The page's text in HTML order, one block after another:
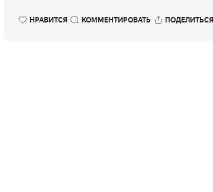
НРАВИТСЯ КОММЕНТИРОВАТЬ ПОДЕЛИТЬСЯ